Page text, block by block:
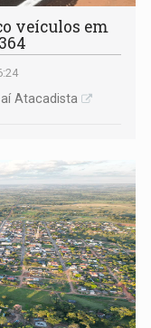
veículos em
Atacadista